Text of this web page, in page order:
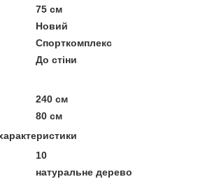
75 см
Новий
Спорткомплекс
До стіни
240 см
80 см
10
натуральне дерево